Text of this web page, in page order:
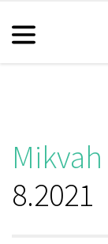
Mikvah
8.2021